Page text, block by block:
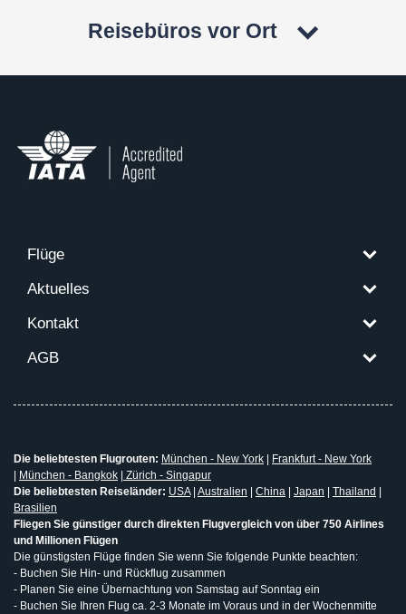
Reisebüros vor Ort
Flüge
Aktuelles
Kontakt
AGB
Die beliebtesten Flugrouten: München - New York
Frankfurt - New York
München - Bangkok
Zürich - Singapur
Die beliebtesten Reiseländer: USA| Australien China Japan Thailand
Brasilien
Fliegen Sie günstiger durch direkten Flugvergleich von über 750 Airlines
und Millionen Flügen
Die günstigsten Flüge finden Sie wenn Sie folgende Punkte beachten:
- Buchen Sie Hin- und Rückflug zusammen
- Planen Sie eine Übernachtung von Samstag auf Sonntag ein
- Buchen Sie Ihren Flug ca. 2-3 Monate im Voraus und in der Wochenmitte